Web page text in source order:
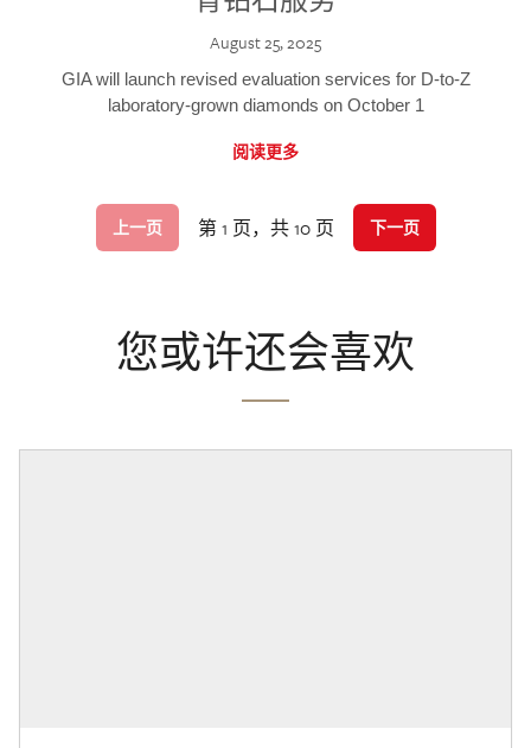
August 25, 2025
GIA will launch revised evaluation services for D-to-Z
laboratory-grown diamonds on October 1
阅读更多
上一页 第 1 页，共 10 页 下一页
您或许还会喜欢